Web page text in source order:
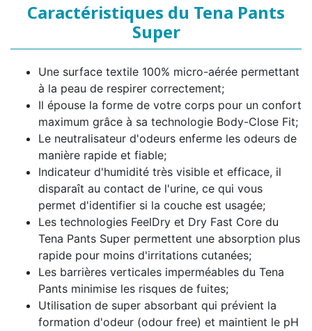
Caractéristiques du Tena Pants
Super
Une surface textile 100% micro-aérée permettant
à la peau de respirer correctement;
Il épouse la forme de votre corps pour un confort
maximum grâce à sa technologie Body-Close Fit;
Le neutralisateur d'odeurs enferme les odeurs de
manière rapide et fiable;
Indicateur d'humidité très visible et efficace, il
disparaît au contact de l'urine, ce qui vous
permet d'identifier si la couche est usagée;
Les technologies FeelDry et Dry Fast Core du
Tena Pants Super permettent une absorption plus
rapide pour moins d'irritations cutanées;
Les barrières verticales imperméables du Tena
Pants minimise les risques de fuites;
Utilisation de super absorbant qui prévient la
formation d'odeur (odour free) et maintient le pH